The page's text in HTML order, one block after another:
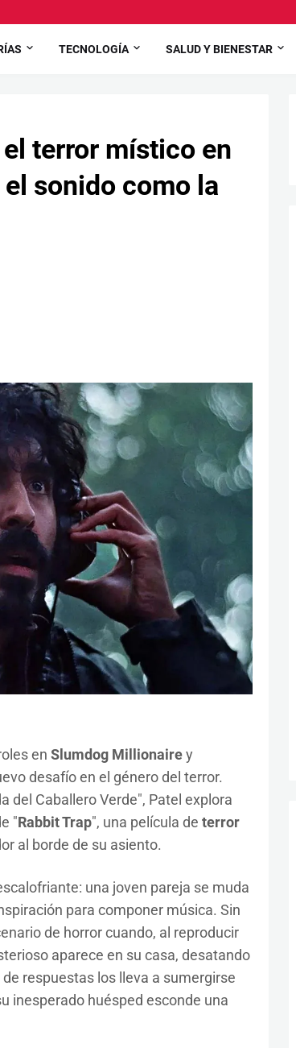
TECNOLOGÍA SALUD Y BIENESTAR
terror místico en
sonido como la
en Slumdog Millionairey
desafío en el género del terror.
del Caballero Verde", Patel explora
"Rabbit Trap", una película de terror
al borde de su asiento.
una joven pareja se muda
para componer música. Sin
de horror cuando, al reproducir
aparece en su casa, desatando
respuestas los lleva a sumergirse
inesperado huésped esconde una